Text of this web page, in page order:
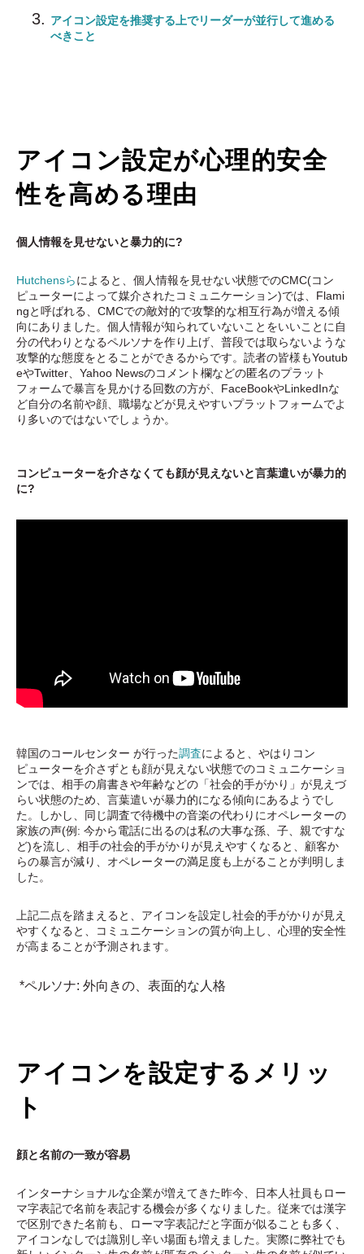
アイコン設定を推奨する上でリーダーが並行して進める
べきこと
アイコン設定が心理的安全
性を高める理由
個人情報を見せないと暴力的に?
Hutchensらによると、個人情報を見せない状態でのCMC(コン
ピューターによって媒介されたコミュニケーション)では、Flami
ngと呼ばれる、CMCでの敵対的で攻撃的な相互行為が増える傾
向にありました。個人情報が知られていないことをいいことに自
分の代わりとなるペルソナを作り上げ、普段では取らないような
攻撃的な態度をとることができるからです。読者の皆様もYoutub
eやTwitter、Yahoo Newsのコメント欄などの匿名のプラット
フォームで暴言を見かける回数の方が、FaceBookやLinkedInな
ど自分の名前や顔、職場などが見えやすいプラットフォームでよ
り多いのではないでしょうか。
コンピューターを介さなくても顔が見えないと言葉遣いが暴力的
に?
韓国のコールセンター が行った調査によると、やはりコン
ピューターを介さずとも顔が見えない状態でのコミュニケーショ
ンでは、相手の肩書きや年齢などの「社会的手がかり」が見えづ
らい状態のため、言葉遣いが暴力的になる傾向にあるようでし
た。しかし、同じ調査で待機中の音楽の代わりにオペレーターの
家族の声(例: 今から電話に出るのは私の大事な孫、子、親ですな
ど)を流し、相手の社会的手がかりが見えやすくなると、顧客か
らの暴言が減り、オペレーターの満足度も上がることが判明しま
した。
上記二点を踏まえると、アイコンを設定し社会的手がかりが見え
やすくなると、コミュニケーションの質が向上し、心理的安全性
が高まることが予測されます。
*ペルソナ: 外向きの、表面的な人格
アイコンを設定するメリッ
ト
顔と名前の一致が容易
インターナショナルな企業が増えてきた昨今、日本人社員もロー
マ字表記で名前を表記する機会が多くなりました。従来では漢字
で区別できた名前も、ローマ字表記だと字面が似ることも多く、
アイコンなしでは識別し辛い場面も増えました。実際に弊社でも